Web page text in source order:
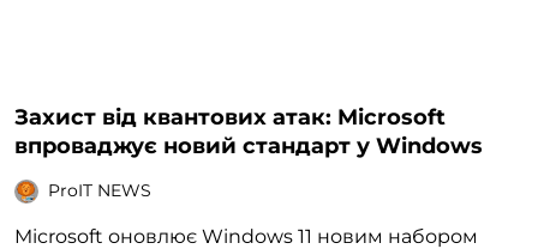
Захист від квантових атак: Microsoft
впроваджує новий стандарт у Windows
ProIT NEWS
Microsoft оновлює Windows 11 новим набором